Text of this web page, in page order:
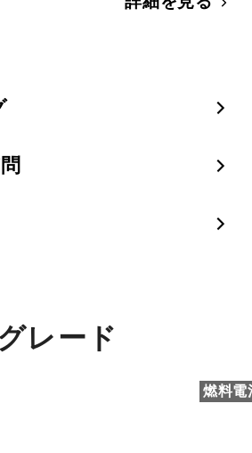
レード
燃料電